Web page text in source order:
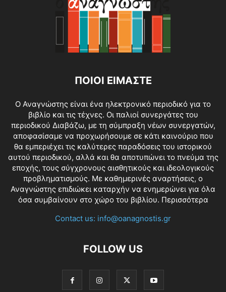
ΠΟΙΟΙ ΕΙΜΑΣΤΕ
O Αναγνώστης είναι ένα ηλεκτρονικό περιοδικό για το
βιβλίο και τις τέχνες. Οι παλιοί συνεργάτες του
περιοδικού Διαβάζω, με τη σύμπραξη νέων συνεργατών,
αποφασίσαμε να προχωρήσουμε σε κάτι καινούριο που
θα εμπεριέχει τις καλύτερες παραδόσεις του ιστορικού
αυτού περιοδικού, αλλά και θα αποτυπώνει το πνεύμα της
εποχής, τους σύγχρονους αισθητικούς και ιδεολογικούς
προβληματισμούς. Με καθημερινές αναρτήσεις, ο
Αναγνώστης επιδιώκει καταρχήν να ενημερώνει για όλα
όσα συμβαίνουν στο χώρο του βιβλίου. Περισσότερα
Contact us: info@oanagnostis.gr
FOLLOW US